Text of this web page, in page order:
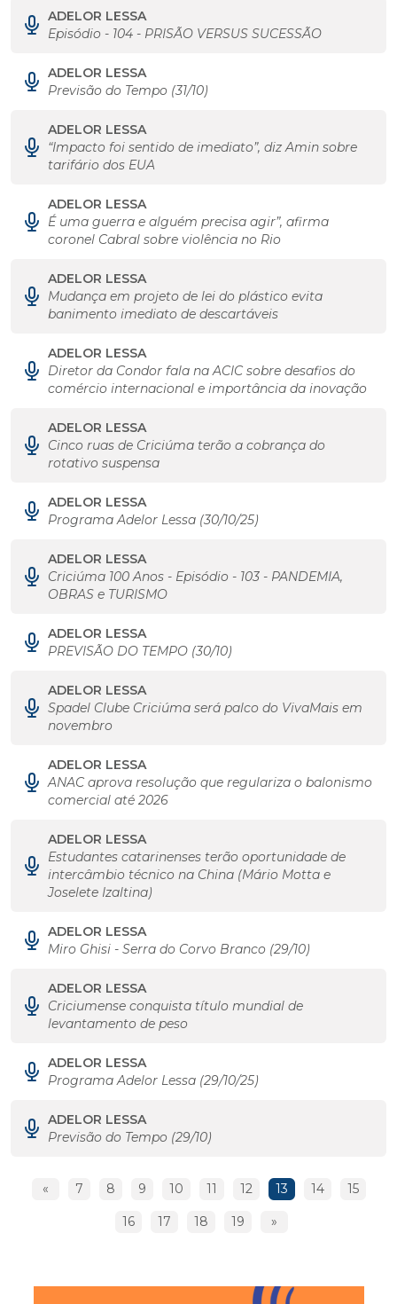
ADELOR LESSA
Episódio - 104 - PRISÃO VERSUS SUCESSÃO
ADELOR LESSA
Previsão do Tempo (31/10)
ADELOR LESSA
“Impacto foi sentido de imediato”, diz Amin sobre
tarifário dos EUA
ADELOR LESSA
É uma guerra e alguém precisa agir”, afirma
coronel Cabral sobre violência no Rio
ADELOR LESSA
Mudança em projeto de lei do plástico evita
banimento imediato de descartáveis
ADELOR LESSA
Diretor da Condor fala na ACIC sobre desafios do
comércio internacional e importância da inovação
ADELOR LESSA
Cinco ruas de Criciúma terão a cobrança do
rotativo suspensa
ADELOR LESSA
Programa Adelor Lessa (30/10/25)
ADELOR LESSA
Criciúma 100 Anos - Episódio - 103 - PANDEMIA,
OBRAS e TURISMO
ADELOR LESSA
PREVISÃO DO TEMPO (30/10)
ADELOR LESSA
Spadel Clube Criciúma será palco do VivaMais em
novembro
ADELOR LESSA
ANAC aprova resolução que regulariza o balonismo
comercial até 2026
ADELOR LESSA
Estudantes catarinenses terão oportunidade de
intercâmbio técnico na China (Mário Motta e
Joselete Izaltina)
ADELOR LESSA
Miro Ghisi - Serra do Corvo Branco (29/10)
ADELOR LESSA
Criciumense conquista título mundial de
levantamento de peso
ADELOR LESSA
Programa Adelor Lessa (29/10/25)
ADELOR LESSA
Previsão do Tempo (29/10)
« 7 8 9 10 11 12 13 14 15
16 17 18 19 »